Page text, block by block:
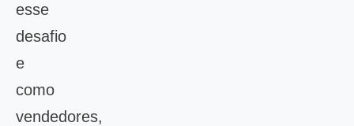
esse
desafio
e
como
vendedores,